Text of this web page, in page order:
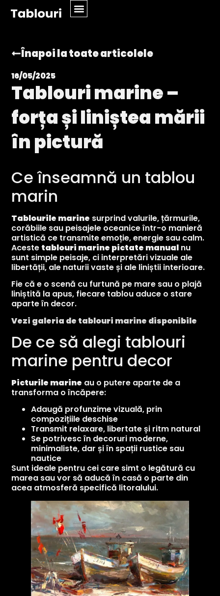
Înapoi la toate articolele
16/05/2025
Tablouri marine –
forța și liniștea mării
în pictură
Ce înseamnă un tablou
marin
Tablourile marine surprind valurile, țărmurile,
corăbiile sau peisajele oceanice într-o manieră
artistică ce transmite emoție, energie sau calm.
Aceste tablouri marine pictate manual nu
sunt simple peisaje, ci interpretări vizuale ale
libertății, ale naturii vaste și ale liniștii interioare.
Fie că e o scenă cu furtună pe mare sau o plajă
liniștită la apus, fiecare tablou aduce o stare
aparte în decor.
Vezi galeria de tablouri marine disponibile
De ce să alegi tablouri
marine pentru decor
Picturile marine au o putere aparte de a
transforma o încăpere:
Adaugă profunzime vizuală, prin
compozițiile deschise
Transmit relaxare, libertate și ritm natural
Se potrivesc în decoruri moderne,
minimaliste, dar și în spații rustice sau
nautice
Sunt ideale pentru cei care simt o legătură cu
marea sau vor să aducă în casă o parte din
acea atmosferă specifică litoralului.